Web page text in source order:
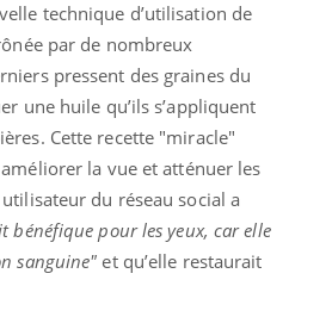
technique d’utilisation de
par de nombreux
pressent des graines du
une huile qu’ils s’appliquent
Cette recette "miracle"
la vue et atténuer les
du réseau social a
bénéfique pour les yeux, car elle
sanguine" et qu’elle restaurait